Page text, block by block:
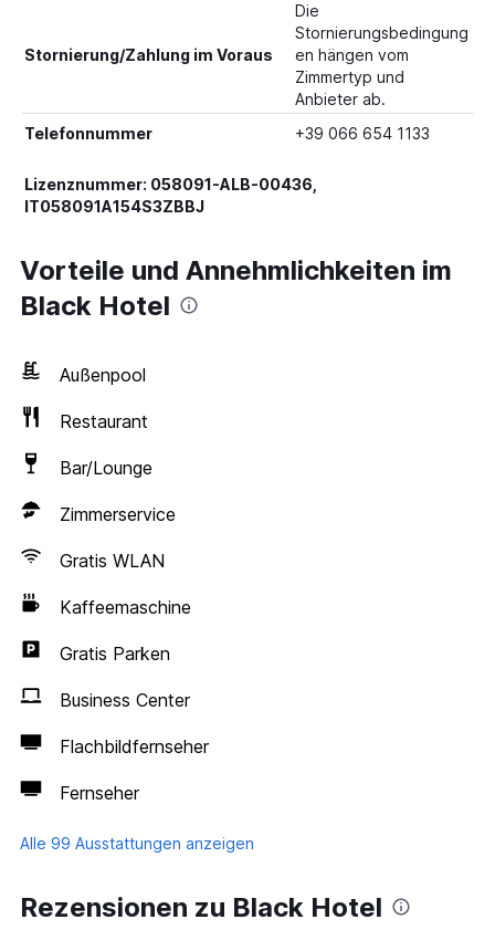
Stornierung/Zahlung im Voraus
Die
Stornierungsbedingung
en hängen vom
Zimmertyp und
Anbieter ab.
Telefonnummer
+39 066 654 1133
Lizenznummer: 058091-ALB-00436,
IT058091A154S3ZBBJ
Vorteile und Annehmlichkeiten im
Black Hotel
Außenpool
Restaurant
Bar/Lounge
Zimmerservice
Gratis WLAN
Kaffeemaschine
Gratis Parken
Business Center
Flachbildfernseher
Fernseher
Alle 99 Ausstattungen anzeigen
Rezensionen zu Black Hotel